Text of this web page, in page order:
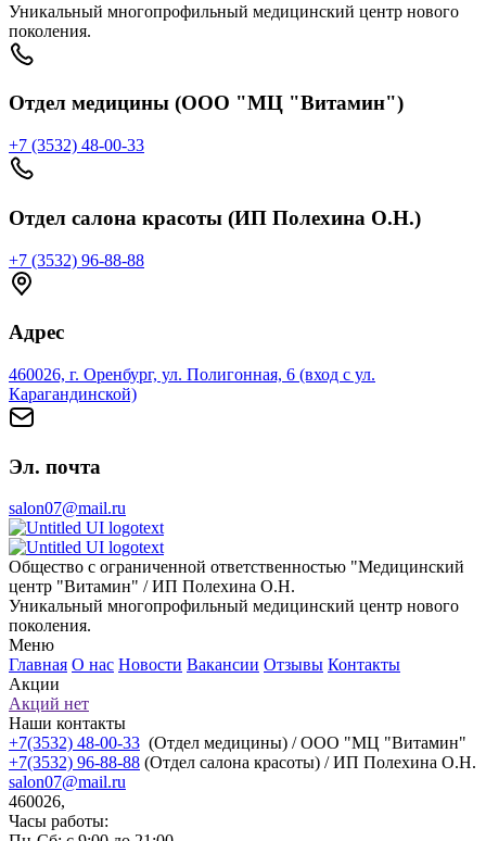
Уникальный многопрофильный медицинский центр нового
поколения.
Отдел медицины (ООО "МЦ "Витамин")
+7 (3532) 48-00-33
Отдел салона красоты (ИП Полехина О.Н.)
+7 (3532) 96-88-88
Адрес
460026, г. Оренбург, ул. Полигонная, 6 (вход с ул.
Карагандинской)
Эл. почта
salon07@mail.ru
Общество с ограниченной ответственностью "Медицинский
центр "Витамин" / ИП Полехина О.Н.
Уникальный многопрофильный медицинский центр нового
поколения.
Меню
Главная О нас Новости Вакансии Отзывы Контакты
Акции
Акций нет
Наши контакты
+7(3532) 48-00-33 (Отдел медицины) / ООО "МЦ "Витамин"
+7(3532) 96-88-88 (Отдел салона красоты) / ИП Полехина О.Н.
salon07@mail.ru
460026,
Часы работы: